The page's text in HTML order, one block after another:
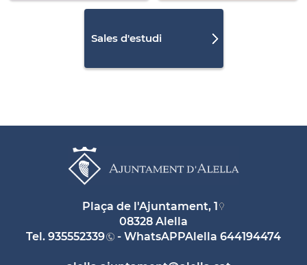
Sales d'estudi
Plaça de l'Ajuntament, 1
08328 Alella
Tel. 935552339 - WhatsAPPAlella 644194474